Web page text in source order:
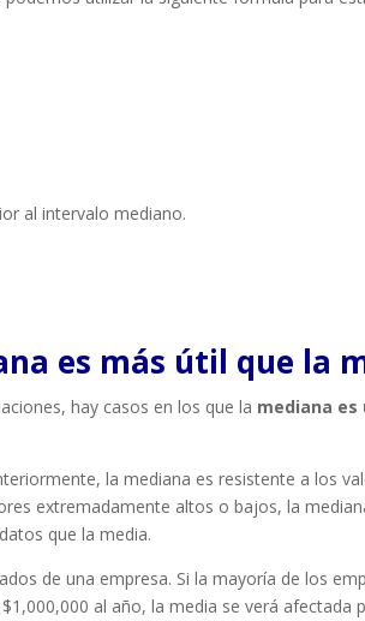
al intervalo mediano.
es más útil que la
hay casos en los que la mediana es
la mediana es resistente a los
extremadamente altos o bajos, la
que la media.
de una empresa. Si la mayoría de los
al año, la media se verá afectada